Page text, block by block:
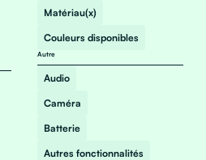
Matériau(x)
Couleurs disponibles
Autre
Audio
Caméra
Batterie
Autres fonctionnalités